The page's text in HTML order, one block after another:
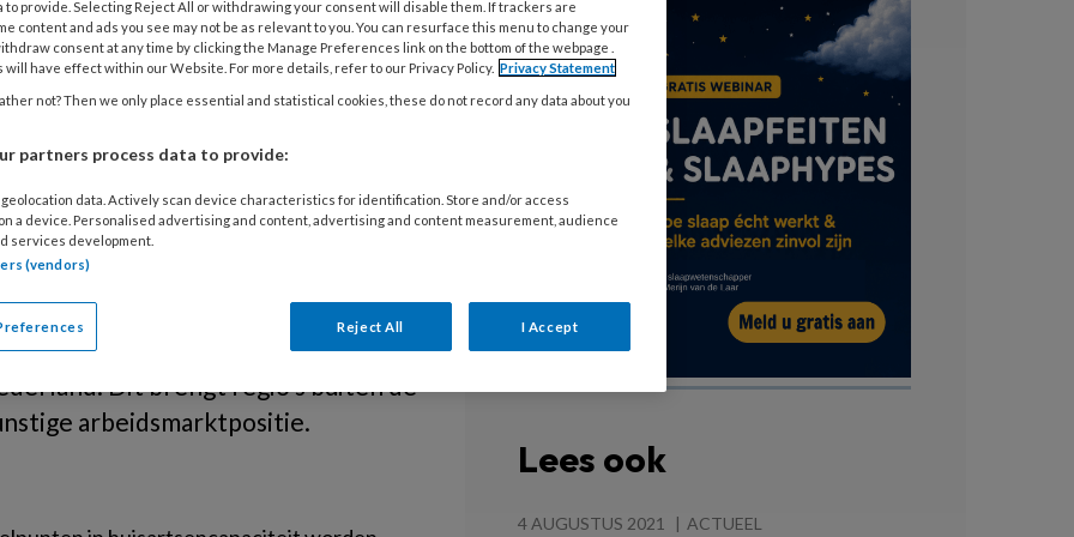
werken
van hun
is belangrijk om regionale
en daarmee een tekort aan
Uit onderzoek van Nivel blijkt dat
en hun vestigingsvoorkeuren
Dit brengt regio’s buiten de
arbeidsmarktpositie.
Lees ook
4 AUGUSTUS 2021 ACTUEEL
to provide. Selecting Reject All or withdrawing your consent will disable them. If trackers are
content and ads you see may not be as relevant to you. You can resurface this menu to change your
consent at any time by clicking the Manage Preferences link on the bottom of the webpage .
will have effect within our Website. For more details, refer to our Privacy Policy. Privacy Statement
not? Then we only place essential and statistical cookies, these do not record any data about you
partners process data to provide:
data. Actively scan device characteristics for identification. Store and/or access
a device. Personalised advertising and content, advertising and content measurement, audience
services development.
(vendors)
Reject All I Accept